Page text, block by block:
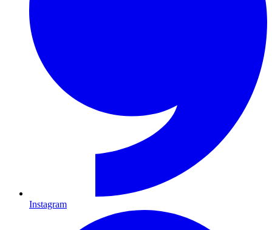
Instagram